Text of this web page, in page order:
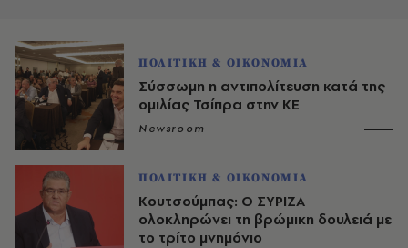
ΠΟΛΙΤΙΚΗ & ΟΙΚΟΝΟΜΙΑ
Σύσσωμη η αντιπολίτευση κατά της
ομιλίας Τσίπρα στην ΚΕ
Newsroom
ΠΟΛΙΤΙΚΗ & ΟΙΚΟΝΟΜΙΑ
Κουτσούμπας: Ο ΣΥΡΙΖΑ
ολοκληρώνει τη βρώμικη δουλειά με
το τρίτο μνημόνιο